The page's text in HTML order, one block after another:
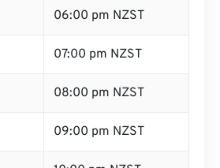
06:00 pm NZST
07:00 pm NZST
08:00 pm NZST
09:00 pm NZST